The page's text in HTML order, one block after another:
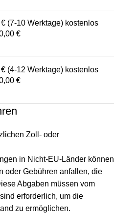
(7-10 Werktage) kostenlos
€
(4-12 Werktage) kostenlos
€
Zoll- oder
in Nicht-EU-Länder können
oder Gebühren anfallen, die
Abgaben müssen vom
erforderlich, um die
zu ermöglichen.